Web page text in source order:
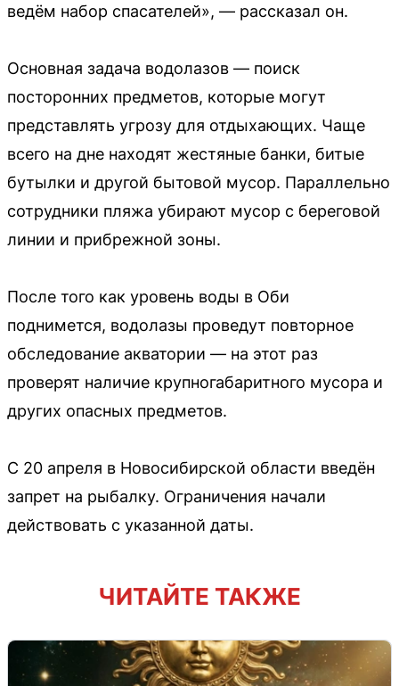
ведём набор спасателей», — рассказал он.
Основная задача водолазов — поиск
посторонних предметов, которые могут
представлять угрозу для отдыхающих. Чаще
всего на дне находят жестяные банки, битые
бутылки и другой бытовой мусор. Параллельно
сотрудники пляжа убирают мусор с береговой
линии и прибрежной зоны.
После того как уровень воды в Оби
поднимется, водолазы проведут повторное
обследование акватории — на этот раз
проверят наличие крупногабаритного мусора и
других опасных предметов.
С 20 апреля в Новосибирской области введён
запрет на рыбалку. Ограничения начали
действовать с указанной даты.
ЧИТАЙТЕ ТАКЖЕ